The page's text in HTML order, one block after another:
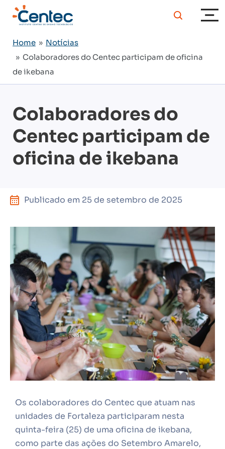
Home » Notícias
» Colaboradores do Centec participam de oficina
de ikebana
Colaboradores do
Centec participam de
oficina de ikebana
Publicado em 25 de setembro de 2025
Os colaboradores do Centec que atuam nas
unidades de Fortaleza participaram nesta
quinta-feira (25) de uma oficina de ikebana,
como parte das ações do Setembro Amarelo,